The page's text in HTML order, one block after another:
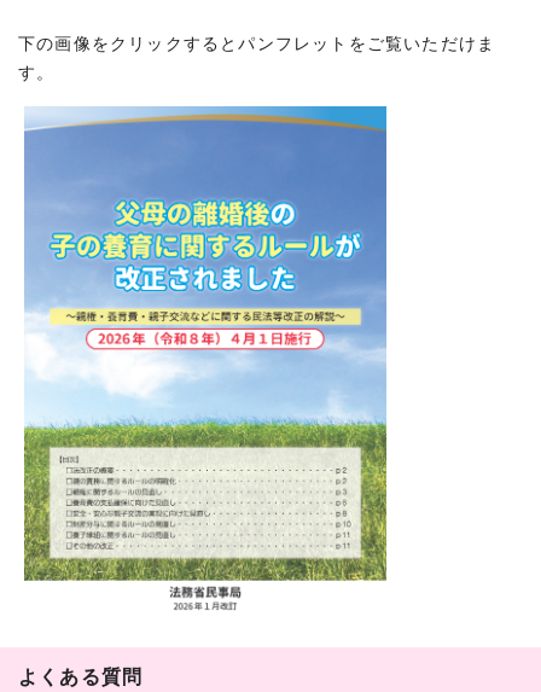
下の画像をクリックするとパンフレットをご覧いただけま
す。
よくある質問